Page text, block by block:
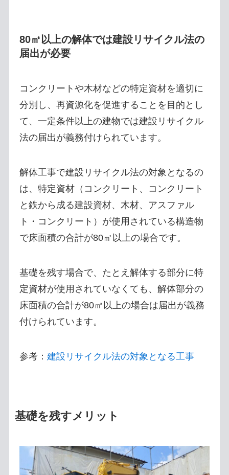
80㎡以上の解体では建設リサイクル法の
届出が必要
コンクリートや木材などの特定資材を適切に
分別し、再資源化を促進することを目的とし
て、一定条件以上の建物では建設リサイクル
法の届出が義務付けられています。
解体工事で建設リサイクル法の対象となるの
は、特定資材（コンクリート、コンクリート
と鉄から成る建設資材、木材、アスファル
ト・コンクリート）が使用されている構造物
で床面積の合計が80㎡以上の場合です。
基礎を残す場合で、たとえ解体する部分に特
定資材が使用されていなくても、解体部分の
床面積の合計が80㎡以上の場合は届出が義務
付けられています。
参考： 建設リサイクル法の対象となる工事
基礎を残すメリット